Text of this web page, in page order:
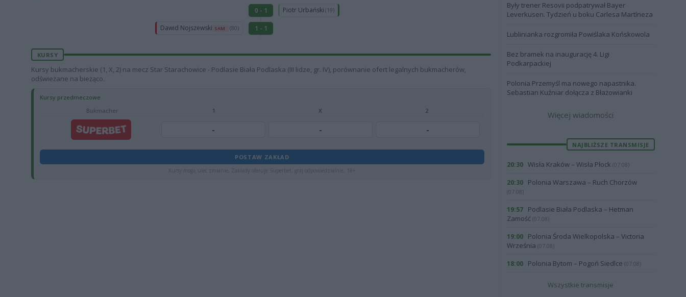
0 - 1 Piotr Urbański (19)
Dawid Nojszewski SAM. (80) 1 - 1
KURSY
Kursy bukmacherskie (1, X, 2) na mecz Star Starachowice - Podlasie Biała Podlaska (III lidze, gr. IV), porównanie ofert legalnych bukmacherów,
odświeżane na bieżąco.
Kursy przedmeczowe
Bukmacher
1 X 2
- - -
POSTAW ZAKŁAD
Kursy mogą ulec zmianie, Zakłady oferuje Superbet, graj odpowiedzialnie, 18+
Były trener Resovii podpatrywał Bayer
Leverkusen. Tydzień u boku Carlesa Martíneza
Lublinianka rozgromiła Powiślaka Końskowola
Bez bramek na inaugurację 4. Ligi
Podkarpackiej
Polonia Przemyśl ma nowego napastnika.
Sebastian Kuźniar dołącza z Błażowianki
Więcej wiadomości
NAJBLIŻSZE TRANSMISJE
20:30 Wisła Kraków – Wisła Płock (07.08)
20:30 Polonia Warszawa – Ruch Chorzów
(07.08)
19:57
Podlasie Biała Podlaska – Hetman
Zamość (07.08)
19:00
Polonia Środa Wielkopolska – Victoria
Września (07.08)
18:00 Polonia Bytom – Pogoń Siedlce (07.08)
Wszystkie transmisje